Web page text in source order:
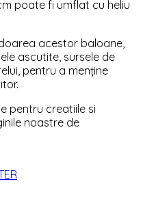
poate fi umflat cu heliu
acestor baloane,
ascutite, sursele de
pentru a menține
pentru creatiile si
noastre de